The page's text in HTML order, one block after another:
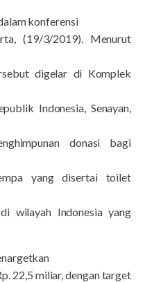
konferensi
(19/3/2019). Menurut
digelar di Komplek
Indonesia, Senayan,
donasi bagi
yang disertai toilet
wilayah Indonesia yang
22,5 miliar, dengan target